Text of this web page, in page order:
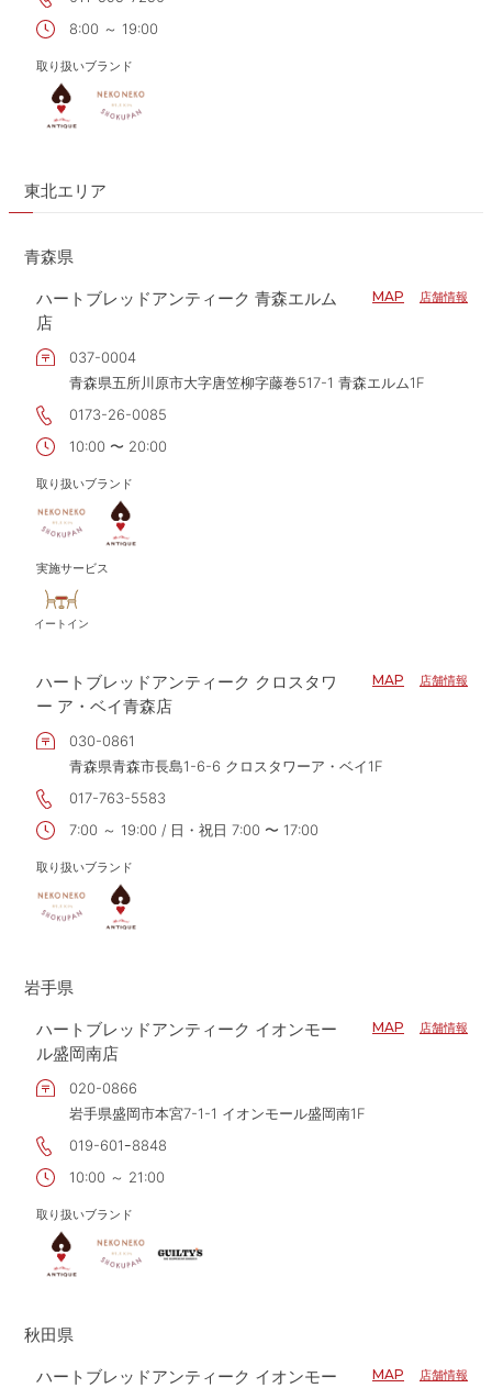
8:00 ～ 19:00
取り扱いブランド
東北エリア
青森県
ハートブレッドアンティーク 青森エルム
店
MAP 店舗情報
037-0004
青森県五所川原市大字唐笠柳字藤巻517-1 青森エルム1F
0173-26-0085
10:00 〜 20:00
取り扱いブランド
実施サービス
イートイン
ハートブレッドアンティーク クロスタワ
ー ア・ベイ青森店
MAP 店舗情報
030-0861
青森県青森市長島1-6-6 クロスタワーア・ベイ1F
017-763-5583
7:00 ～ 19:00 / 日・祝日 7:00 〜 17:00
取り扱いブランド
岩手県
ハートブレッドアンティーク イオンモー
ル盛岡南店
MAP 店舗情報
020-0866
岩手県盛岡市本宮7-1-1 イオンモール盛岡南1F
019-601ｰ8848
10:00 ～ 21:00
取り扱いブランド
秋田県
ハートブレッドアンティーク イオンモー
MAP 店舗情報